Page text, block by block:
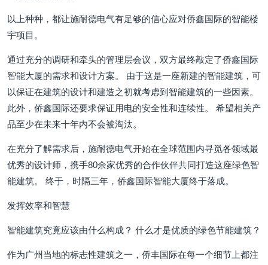
以上种种，都让施耐德电气有足够的信心应对侨鑫国际的智能楼
宇项目。
通过充分的调研和牵头的管理层会议，双方最终敲定了侨鑫国际
智能大厦的需求和设计方案。 由于这是一座新建的智能建筑，可
以保证在建筑的设计和建造之初就考虑到智能建筑的一些因素。
此外，侨鑫国际还要求保证用电的安全性和连续性。 希望相关产
品至少在未来十年内不会被淘汰。
在充分了解需求后，施耐德电气开始在全球范围内寻觅各领域最
优秀的设计师，携手80余家优秀的合作伙伴共同打造这座绿色智
能建筑。 终于，时隔三年，侨鑫国际智能大厦终于落成。
发挥效率和智慧
智能建筑究竟应该由什么构成？ 什么才是优质的绿色节能建筑？
作为广州当地的标志性建筑之一，侨丰国际在每一个细节上都注